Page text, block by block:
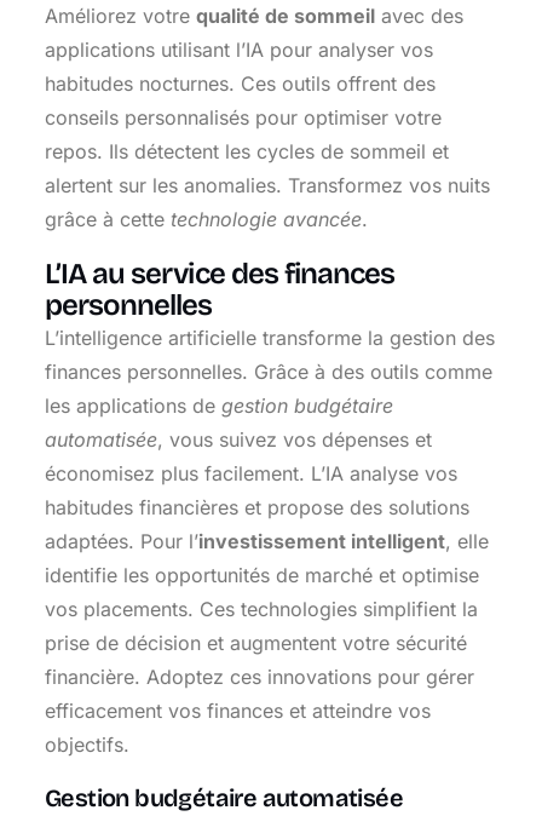
Améliorez votre qualité de sommeil avec des
applications utilisant l’IA pour analyser vos
habitudes nocturnes. Ces outils offrent des
conseils personnalisés pour optimiser votre
repos. Ils détectent les cycles de sommeil et
alertent sur les anomalies. Transformez vos nuits
grâce à cette technologie avancée.
L’IA au service des finances
personnelles
L’intelligence artificielle transforme la gestion des
finances personnelles. Grâce à des outils comme
les applications de gestion budgétaire
automatisée, vous suivez vos dépenses et
économisez plus facilement. L’IA analyse vos
habitudes financières et propose des solutions
adaptées. Pour l’investissement intelligent, elle
identifie les opportunités de marché et optimise
vos placements. Ces technologies simplifient la
prise de décision et augmentent votre sécurité
financière. Adoptez ces innovations pour gérer
efficacement vos finances et atteindre vos
objectifs.
Gestion budgétaire automatisée